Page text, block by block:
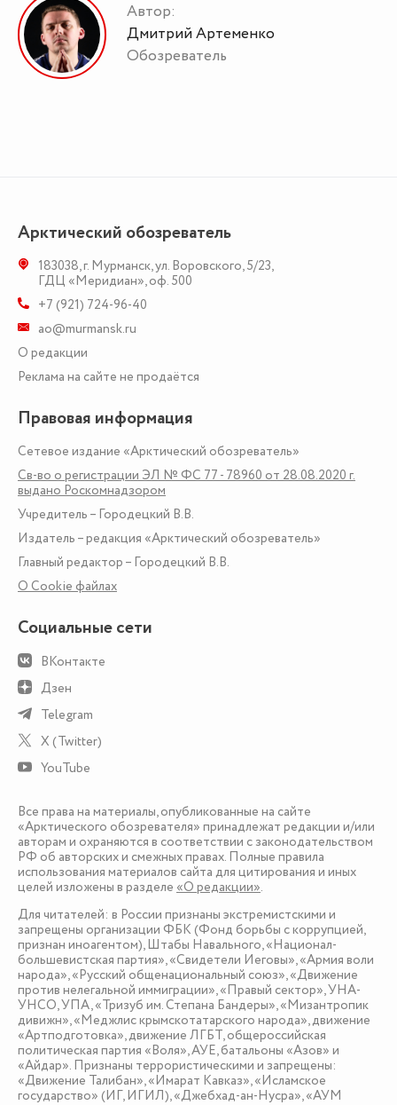
Автор:
Дмитрий Артеменко
Обозреватель
Арктический обозреватель
183038,г. Мурманск,ул. Воровского, 5/23,
ГДЦ «Меридиан», оф. 500
+7 (921) 724-96-40
ao@murmansk.ru
О редакции
Реклама на сайте не продаётся
Правовая информация
Сетевое издание «Арктический обозреватель»
Св-во о регистрации ЭЛ № ФС 77 - 78960 от 28.08.2020 г.
выдано Роскомнадзором
Учредитель – Городецкий В.В.
Издатель – редакция «Арктический обозреватель»
Главный редактор – Городецкий В.В.
О Сookie файлах
Социальные сети
ВКонтакте
Дзен
Telegram
X (Twitter)
YouTube
Все права на материалы, опубликованные на сайте
«Арктического обозревателя» принадлежат редакции и/или
авторам и охраняются в соответствии с законодательством
РФ об авторских и смежных правах. Полные правила
использования материалов сайта для цитирования и иных
целей изложены в разделе «О редакции».
Для читателей: в России признаны экстремистскими и
запрещены организации ФБК (Фонд борьбы с коррупцией,
признан иноагентом), Штабы Навального, «Национал-
большевистская партия», «Свидетели Иеговы», «Армия воли
народа», «Русский общенациональный союз», «Движение
против нелегальной иммиграции», «Правый сектор», УНА-
УНСО, УПА, «Тризуб им. Степана Бандеры», «Мизантропик
дивижн», «Меджлис крымскотатарского народа», движение
«Артподготовка», движение ЛГБТ, общероссийская
политическая партия «Воля», АУЕ, батальоны «Азов» и
«Айдар». Признаны террористическими и запрещены:
«Движение Талибан», «Имарат Кавказ», «Исламское
государство» (ИГ, ИГИЛ), «Джебхад-ан-Нусра», «АУМ